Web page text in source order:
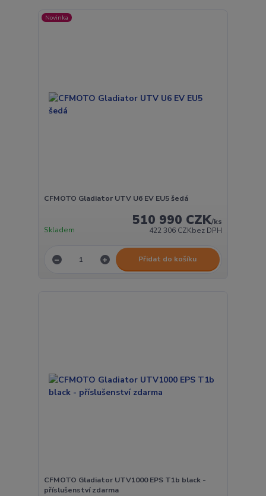
Novinka
CFMOTO Gladiator UTV U6 EV EU5 šedá
510 990 CZK/ks
422 306 CZKbez DPH
Skladem
Přidat do košíku
CFMOTO Gladiator UTV1000 EPS T1b black -
příslušenství zdarma